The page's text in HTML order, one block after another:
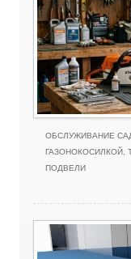
ОБСЛУЖИВАНИЕ
ГАЗОНОКОСИЛКОЙ,
ПОДВЕЛИ